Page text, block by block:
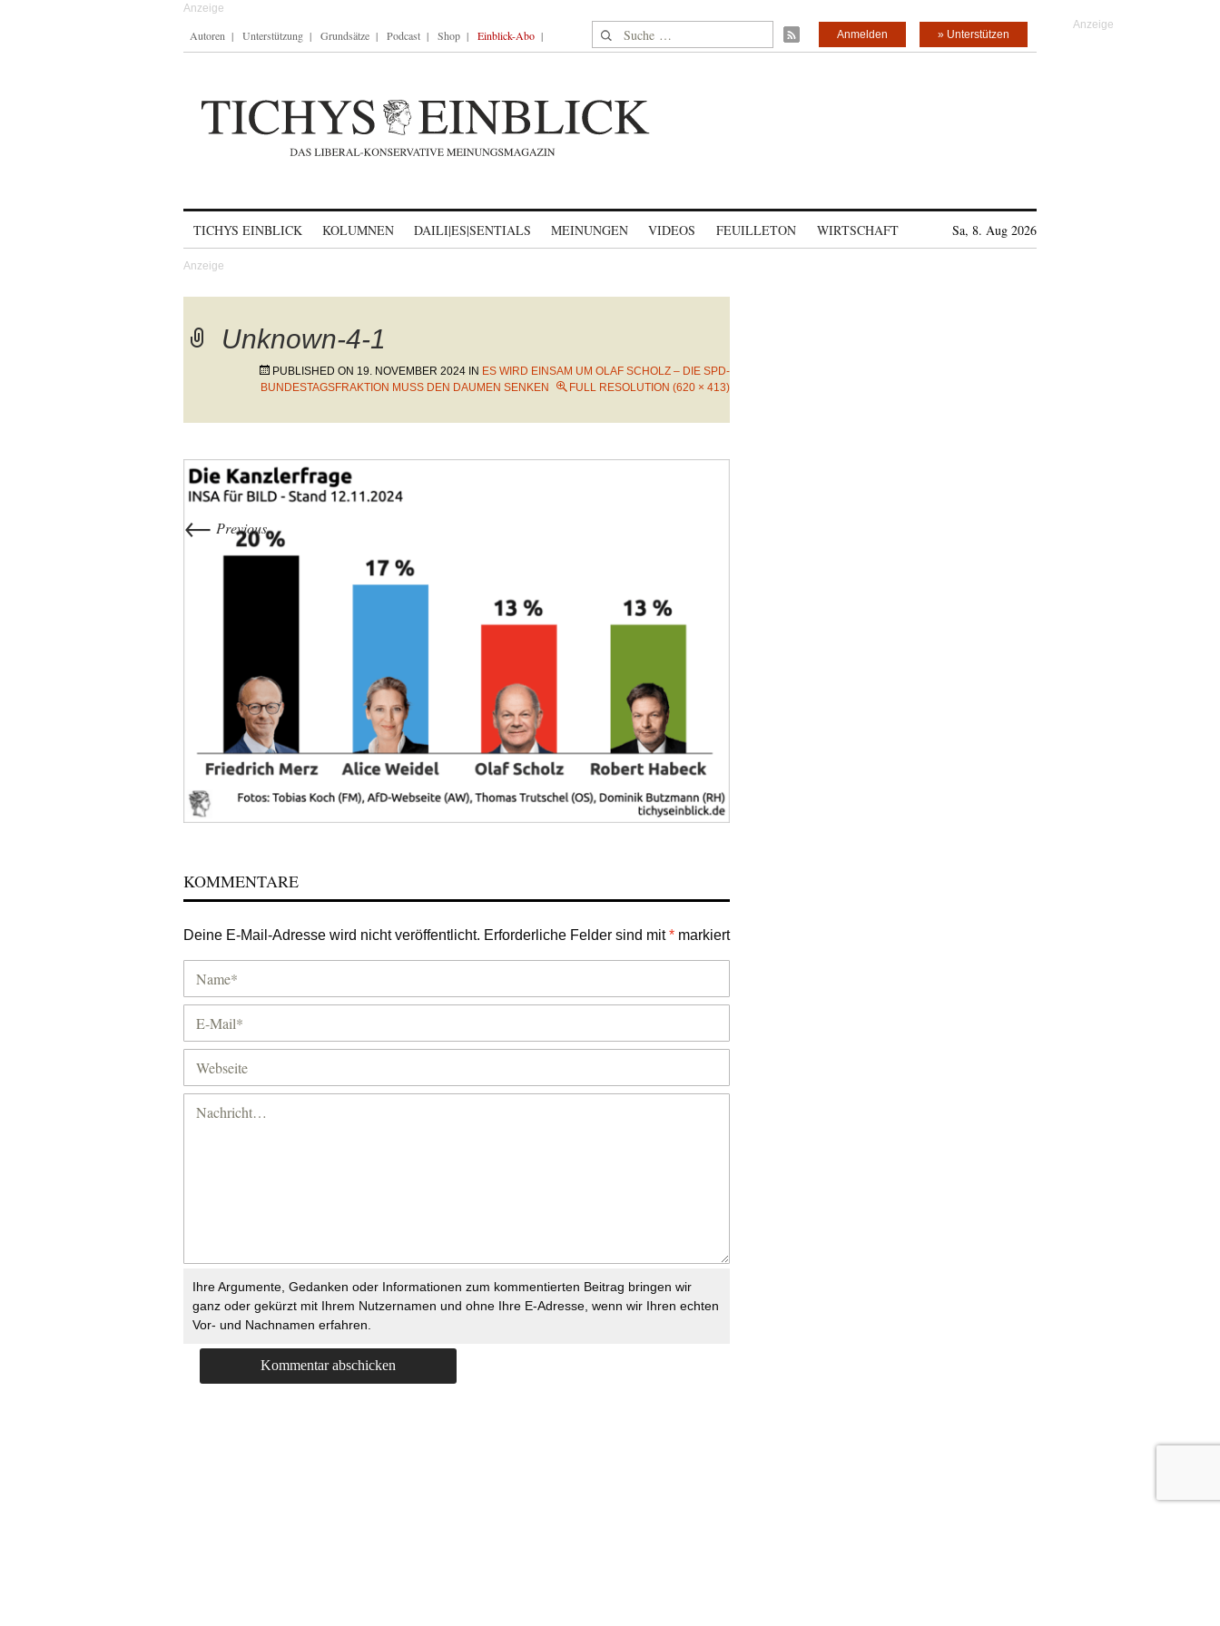
Autoren Unterstützung Grundsätze Podcast Shop Einblick-Abo Suche nach: » Unterstützen
Anmelden
TICHYS EINBLICK KOLUMNEN DAILI|ES|SENTIALS MEINUNGEN VIDEOS FEUILLETON WIRTSCHAFT Sa, 8. Aug 2026
Unknown-4-1
PUBLISHED ON 19. NOVEMBER 2024 IN ES WIRD EINSAM UM OLAF SCHOLZ – DIE SPD-
BUNDESTAGSFRAKTION MUSS DEN DAUMEN SENKEN
FULL RESOLUTION (620 × 413)
← Previous
KOMMENTARE
Deine E-Mail-Adresse wird nicht veröffentlicht. Erforderliche Felder sind mit* markiert
Ihre Argumente, Gedanken oder Informationen zum kommentierten Beitrag bringen wir
ganz oder gekürzt mit Ihrem Nutzernamen und ohne Ihre E-Adresse, wenn wir Ihren echten
Vor- und Nachnamen erfahren.